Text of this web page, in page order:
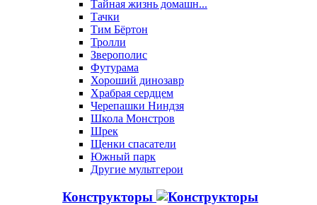
Тайная жизнь домашн...
Тачки
Тим Бёртон
Тролли
Зверополис
Футурама
Хороший динозавр
Храбрая сердцем
Черепашки Ниндзя
Школа Монстров
Шрек
Щенки спасатели
Южный парк
Другие мультгерои
Конструкторы